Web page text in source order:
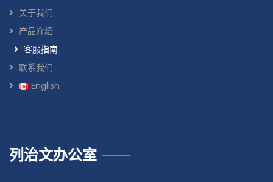
关于我们
产品介绍
客服指南
联系我们
English
列治文办公室